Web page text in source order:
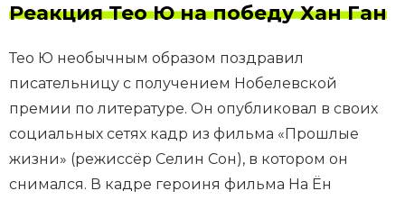
Реакция Тео Ю на победу Хан Ган
Тео Ю необычным образом поздравил
писательницу с получением Нобелевской
премии по литературе. Он опубликовал в своих
социальных сетях кадр из фильма «Прошлые
жизни» (режиссёр Селин Сон), в котором он
снимался. В кадре героиня фильма На Ён